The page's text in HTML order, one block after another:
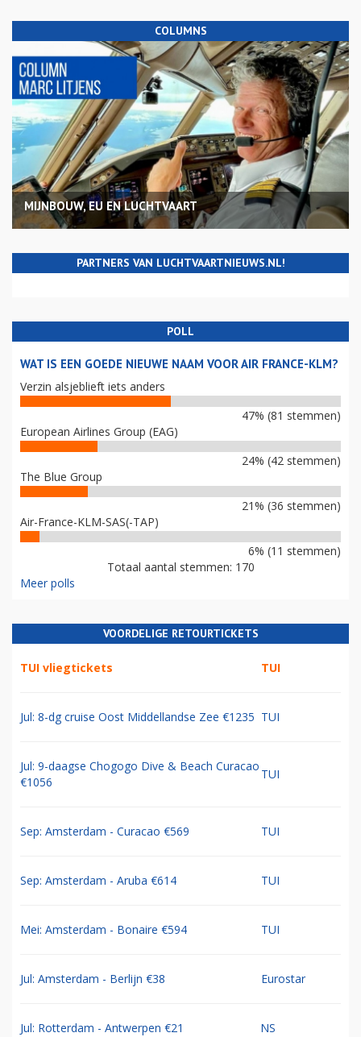
COLUMNS
MIJNBOUW, EU EN LUCHTVAART
PARTNERS VAN LUCHTVAARTNIEUWS.NL!
POLL
WAT IS EEN GOEDE NIEUWE NAAM VOOR AIR FRANCE-KLM?
Verzin alsjeblieft iets anders
47% (81 stemmen)
European Airlines Group (EAG)
24% (42 stemmen)
The Blue Group
21% (36 stemmen)
Air-France-KLM-SAS(-TAP)
6% (11 stemmen)
Totaal aantal stemmen: 170
Meer polls
VOORDELIGE RETOURTICKETS
TUI vliegtickets TUI
Jul: 8-dg cruise Oost Middellandse Zee €1235 TUI
Jul: 9-daagse Chogogo Dive & Beach Curacao
€1056
TUI
Sep: Amsterdam - Curacao €569 TUI
Sep: Amsterdam - Aruba €614 TUI
Mei: Amsterdam - Bonaire €594 TUI
Jul: Amsterdam - Berlijn €38 Eurostar
Jul: Rotterdam - Antwerpen €21 NS